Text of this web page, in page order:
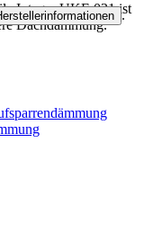
Integra UKF-031 ist
Dachdämmung.
.